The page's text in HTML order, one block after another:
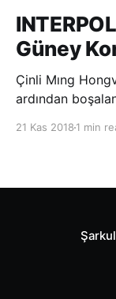
Güney
Çinli Mıng
ardından
21 Kas 2018 1 min